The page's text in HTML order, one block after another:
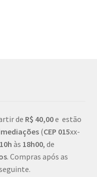
de R$ 40,00e estão
(CEP 015xx-
10h às 18h00, de
. Compras após as